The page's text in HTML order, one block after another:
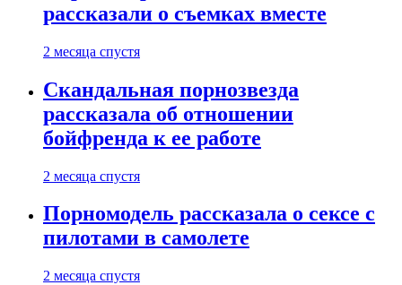
рассказали о съемках вместе
2 месяца спустя
Скандальная порнозвезда
рассказала об отношении
бойфренда к ее работе
2 месяца спустя
Порномодель рассказала о сексе с
пилотами в самолете
2 месяца спустя